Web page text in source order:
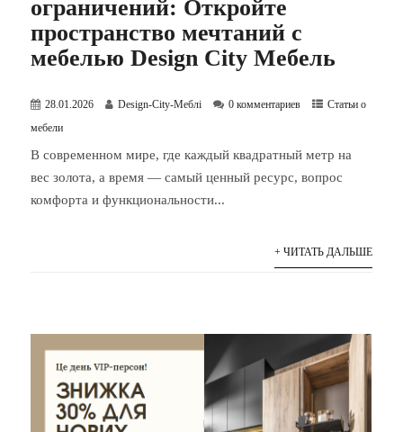
ограничений: Откройте
пространство мечтаний с
мебелью Design City Мебель
28.01.2026 Design-City-Меблі 0 комментариев
Статьи о
мебели
В современном мире, где каждый квадратный метр на
вес золота, а время — самый ценный ресурс, вопрос
комфорта и функциональности...
+ ЧИТАТЬ ДАЛЬШЕ